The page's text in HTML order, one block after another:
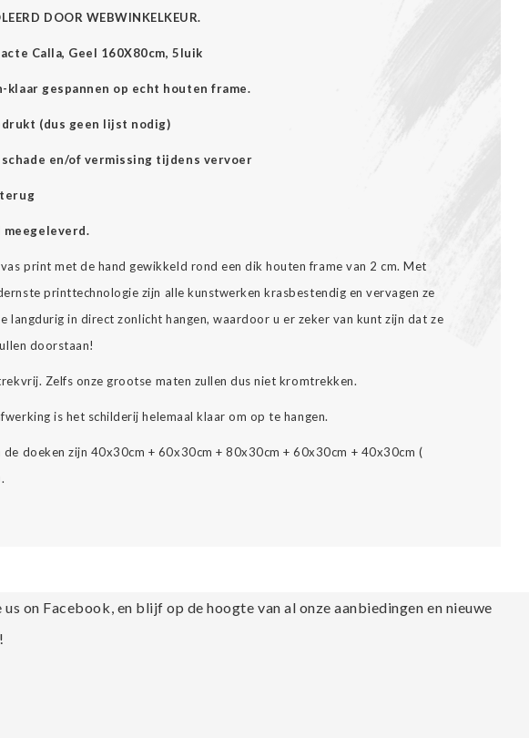
DOOR WEBWINKELKEUR.
Calla, Geel 160X80cm, 5luik
klaar gespannen op echt houten frame.
(dus geen lijst nodig)
en/of vermissing tijdens vervoer
meegeleverd.
print met de hand gewikkeld rond een dik houten frame van 2 cm. Met
printtechnologie zijn alle kunstwerken krasbestendig en vervagen ze
langdurig in direct zonlicht hangen, waardoor u er zeker van kunt zijn dat ze
doorstaan!
Zelfs onze grootse maten zullen dus niet kromtrekken.
is het schilderij helemaal klaar om op te hangen.
de doeken zijn 40x30cm + 60x30cm + 80x30cm + 60x30cm + 40x30cm (
us on Facebook, en blijf op de hoogte van al onze aanbiedingen en nieuwe